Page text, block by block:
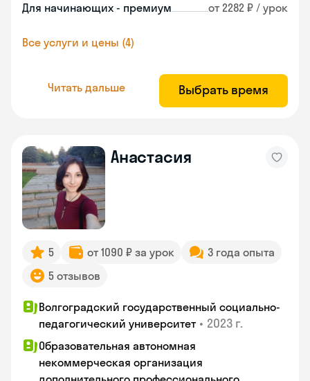
Для начинающих - премиум от 2282 ₽ / урок
Все услуги и цены (4)
Читать дальше Выбрать время
Анастасия
5 от 1090 ₽ за урок
3 года опыта
5 отзывов
Волгоградский государственный социально-
педагогический университет • 2023 г.
Образовательная автономная
некоммерческая организация